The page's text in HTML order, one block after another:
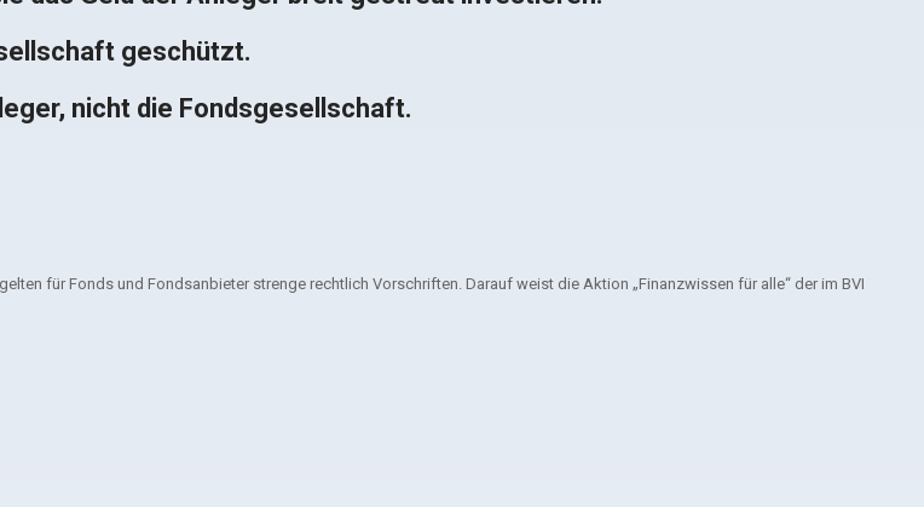
geschützt.
nicht die Fondsgesellschaft.
für Fonds und Fondsanbieter strenge rechtlich Vorschriften. Darauf weist die Aktion „Finanzwissen für alle“ der im BVI